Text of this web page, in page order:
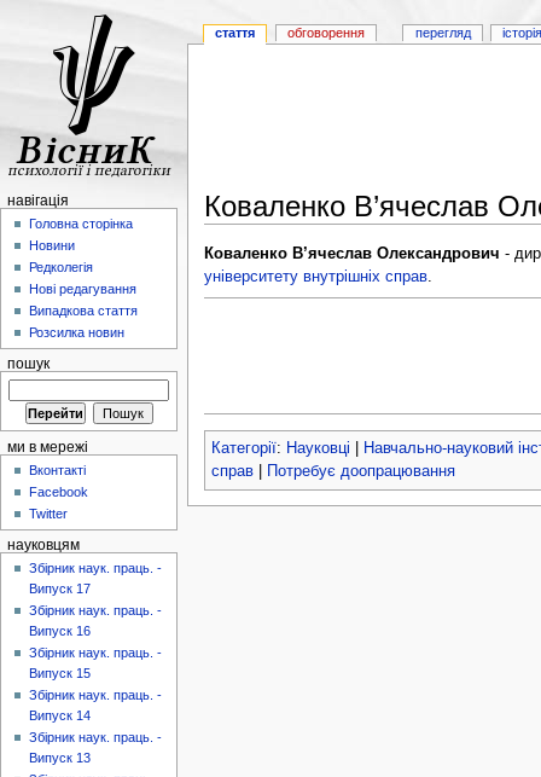
Коваленко В’ячеслав
Коваленко В’ячеслав Олександрович -
університету внутрішніх справ.
Категорії: Науковці
Навчально-науковий
справ| Потребує доопрацювання
стаття обговорення перегляд
навігація
Головна сторінка
Новини
Редколегія
Нові редагування
Випадкова стаття
Розсилка новин
пошук
ми в мережі
Вконтакті
Facebook
Twitter
науковцям
Збірник наук. праць. -
Випуск 17
Збірник наук. праць. -
Випуск 16
Збірник наук. праць. -
Випуск 15
Збірник наук. праць. -
Випуск 14
Збірник наук. праць. -
Випуск 13